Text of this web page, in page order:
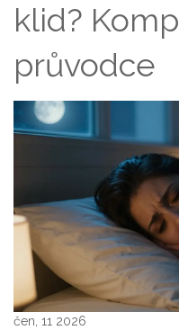
klid?
průvodce
čen, 11 2026